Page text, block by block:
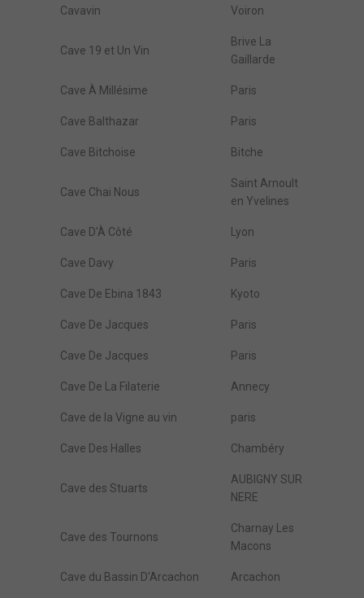
Cavavin Voiron
Cave 19 et Un Vin
Brive La
Gaillarde
Cave À Millésime Paris
Cave Balthazar Paris
Cave Bitchoise Bitche
Cave Chai Nous
Saint Arnoult
en Yvelines
Cave D'À Côté Lyon
Cave Davy Paris
Cave De Ebina 1843 Kyoto
Cave De Jacques Paris
Cave De Jacques Paris
Cave De La Filaterie Annecy
Cave de la Vigne au vin paris
Cave Des Halles Chambéry
Cave des Stuarts
AUBIGNY SUR
NERE
Cave des Tournons
Charnay Les
Macons
Cave du Bassin D'Arcachon Arcachon